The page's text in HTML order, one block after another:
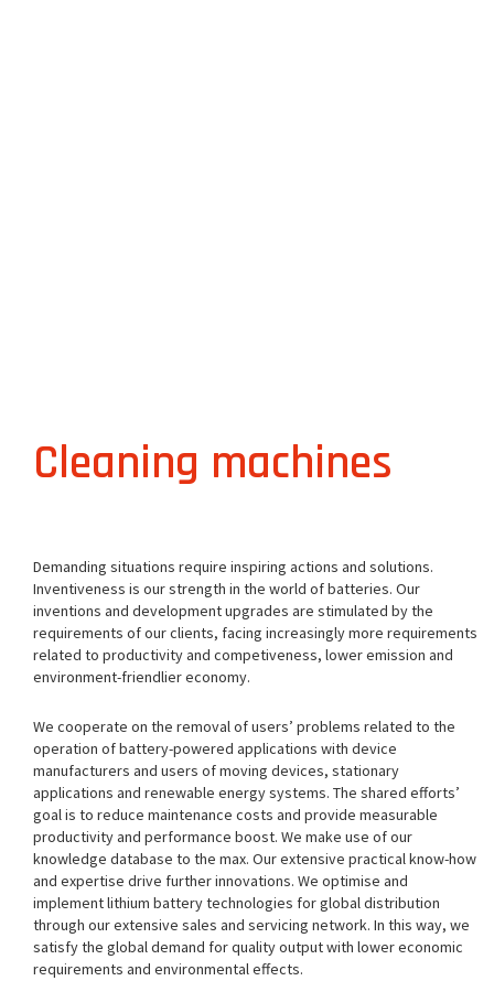
Cleaning machines
Demanding situations require inspiring actions and solutions.
Inventiveness is our strength in the world of batteries. Our
inventions and development upgrades are stimulated by the
requirements of our clients, facing increasingly more requirements
related to productivity and competiveness, lower emission and
environment-friendlier economy.
We cooperate on the removal of users’ problems related to the
operation of battery-powered applications with device
manufacturers and users of moving devices, stationary
applications and renewable energy systems. The shared efforts’
goal is to reduce maintenance costs and provide measurable
productivity and performance boost. We make use of our
knowledge database to the max. Our extensive practical know-how
and expertise drive further innovations. We optimise and
implement lithium battery technologies for global distribution
through our extensive sales and servicing network. In this way, we
satisfy the global demand for quality output with lower economic
requirements and environmental effects.